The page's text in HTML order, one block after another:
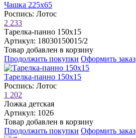
Чашка 225х65
Роспись: Лотос
2 233
Тарелка-панно 150х15
Артикул: 18030150015/2
Товар добавлен в корзину
Продолжить покупки Оформить заказ
Тарелка-панно 150х15
Роспись: Лотос
1 202
Ложка детская
Артикул: 1026
Товар добавлен в корзину
Продолжить покупки Оформить заказ